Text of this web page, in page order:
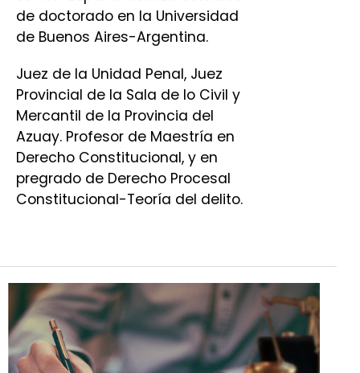
de doctorado en la Universidad
de Buenos Aires-Argentina.
Juez de la Unidad Penal, Juez
Provincial de la Sala de lo Civil y
Mercantil de la Provincia del
Azuay. Profesor de Maestría en
Derecho Constitucional, y en
pregrado de Derecho Procesal
Constitucional-Teoría del delito.